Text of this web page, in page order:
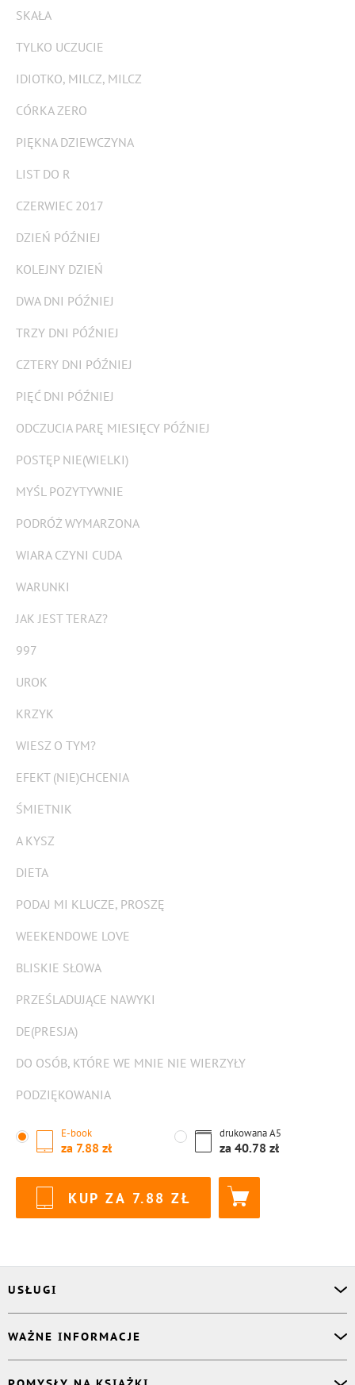
SKAŁA
TYLKO UCZUCIE
IDIOTKO, MILCZ, MILCZ
CÓRKA ZERO
PIĘKNA DZIEWCZYNA
LIST DO R
CZERWIEC 2017
DZIEŃ PÓŹNIEJ
KOLEJNY DZIEŃ
DWA DNI PÓŹNIEJ
TRZY DNI PÓŹNIEJ
CZTERY DNI PÓŹNIEJ
PIĘĆ DNI PÓŹNIEJ
ODCZUCIA PARĘ MIESIĘCY PÓŹNIEJ
POSTĘP NIE(WIELKI)
MYŚL POZYTYWNIE
PODRÓŻ WYMARZONA
WIARA CZYNI CUDA
WARUNKI
JAK JEST TERAZ?
997
UROK
KRZYK
WIESZ O TYM?
EFEKT (NIE)CHCENIA
ŚMIETNIK
A KYSZ
DIETA
PODAJ MI KLUCZE, PROSZĘ
WEEKENDOWE LOVE
BLISKIE SŁOWA
PRZEŚLADUJĄCE NAWYKI
DE(PRESJA)
DO OSÓB, KTÓRE WE MNIE NIE WIERZYŁY
PODZIĘKOWANIA
E-book
za 7.88
drukowanaA5
za 40.78
KUP ZA 7.88
USŁUGI
Korektor
Projektant okładki
WAŻNE INFORMACJE